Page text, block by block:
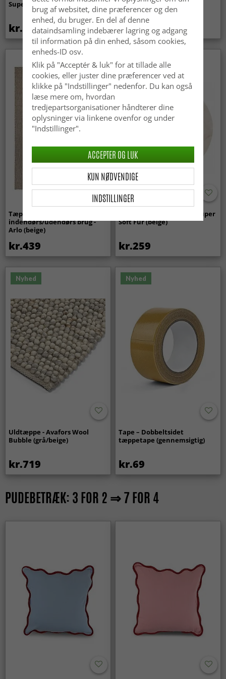
Super Soft Fur (beige)
kr.369
(lyserød)
kr.329 kr.439
Tæpper til
indendørs/udendørs brug -
Arlo (beige)
kr.439
Runde tæpper - Aranga Super
Soft Fur (beige)
kr.259
Nyhed
Uldtæppe - Avafors Wool
Bubble (grå/beige)
kr.719
Nyhed
Tape – Dobbeltsidet
tæppetape (gennemsigtig)
kr.69
PUDEBETRÆK: 3 FOR 2 ⇒ 7 FOR 4
brug af websitet, dine præferencer og den
enhed, du bruger. En del af denne
dataindsamling indebærer lagring og adgang
til information på din enhed, såsom cookies,
enheds-ID osv.
Klik på "Acceptér & luk" for at tillade alle
cookies, eller juster dine præferencer ved at
klikke på "Indstillinger" nedenfor. Du kan også
læse mere om, hvordan
tredjepartsorganisationer håndterer dine
oplysninger via linkene ovenfor og under
"Indstillinger".
INDSTILLINGER
KUN NØDVENDIGE
ACCEPTER OG LUK